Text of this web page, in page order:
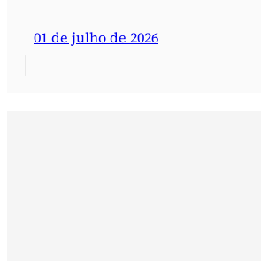
01 de julho de 2026